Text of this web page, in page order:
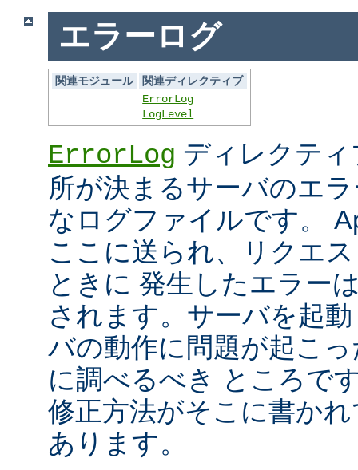
エラーログ
関連モジュール
関連ディレクティブ
ErrorLog
LogLevel
ErrorLog ディレクテ
所が決まるサーバのエ
なログファイルです。
ここに送られ、リクエ
ときに 発生したエラー
されます。サーバを起
バの動作に問題が起こ
に調べるべき ところで
修正方法がそこに書か
あります。